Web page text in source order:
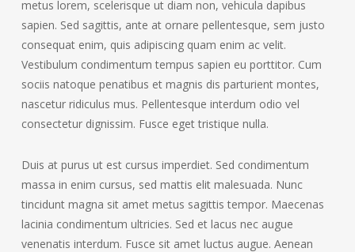
metus lorem, scelerisque ut diam non, vehicula dapibus
sapien. Sed sagittis, ante at ornare pellentesque, sem justo
consequat enim, quis adipiscing quam enim ac velit.
Vestibulum condimentum tempus sapien eu porttitor. Cum
sociis natoque penatibus et magnis dis parturient montes,
nascetur ridiculus mus. Pellentesque interdum odio vel
consectetur dignissim. Fusce eget tristique nulla.
Duis at purus ut est cursus imperdiet. Sed condimentum
massa in enim cursus, sed mattis elit malesuada. Nunc
tincidunt magna sit amet metus sagittis tempor. Maecenas
lacinia condimentum ultricies. Sed et lacus nec augue
venenatis interdum. Fusce sit amet luctus augue. Aenean